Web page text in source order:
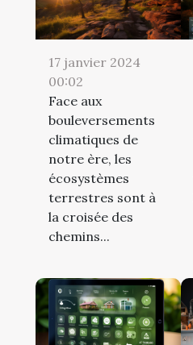
17 janvier 2024
00:02
Face aux
bouleversements
climatiques de
notre ère, les
écosystèmes
terrestres sont à
la croisée des
chemins...